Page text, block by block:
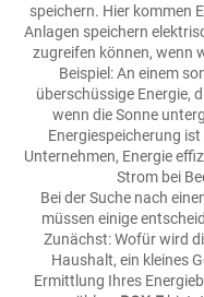
speichern. Hier kommen
Anlagen speichern
zugreifen können, wenn
Beispiel: An einem
überschüssige Energie,
wenn die Sonne
Energiespeicherung ist
Unternehmen, Energie
Strom bei
Bei der Suche nach
müssen einige
Zunächst: Wofür wird
Haushalt, ein kleines
Ermittlung Ihres